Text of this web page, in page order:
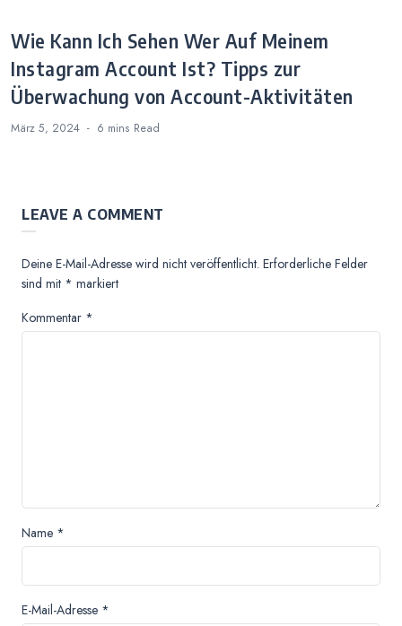
Wie Kann Ich Sehen Wer Auf Meinem
Instagram Account Ist? Tipps zur
Überwachung von Account-Aktivitäten
März 5, 2024 6 mins Read
LEAVE A COMMENT
Deine E-Mail-Adresse wird nicht veröffentlicht. Erforderliche Felder
sind mit * markiert
Kommentar *
Name *
E-Mail-Adresse *